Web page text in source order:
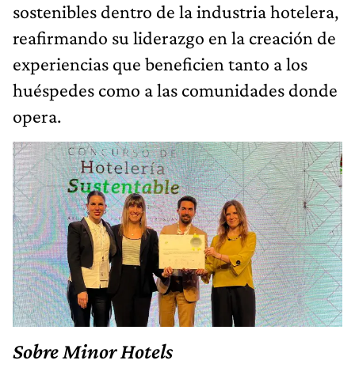
sostenibles dentro de la industria hotelera,
reafirmando su liderazgo en la creación de
experiencias que beneficien tanto a los
huéspedes como a las comunidades donde
opera.
Sobre Minor Hotels